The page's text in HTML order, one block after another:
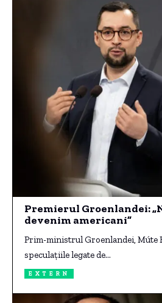
Premierul Groenlandei:
devenim americani”
Prim-ministrul Groenlandei, Múte
speculațiile legate de…
EXTERN